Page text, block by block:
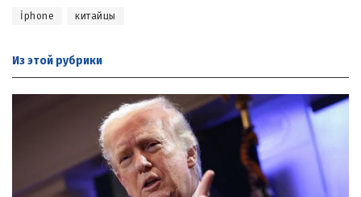
İphone китайцы
Из этой рубрики